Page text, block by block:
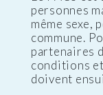
personnes
même sexe,
commune.
partenaires
conditions
doivent